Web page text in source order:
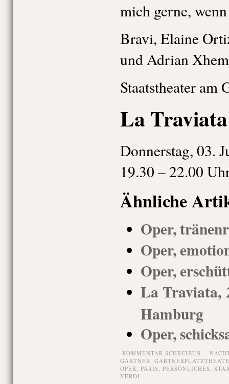
mich gerne,
Bravi, Elaine
und Adrian
Staatstheater am
La Traviata
Donnerstag, 03.
19.30 – 22.00
Ähnliche
Oper,
Oper,
Oper,
La Traviata,
Hamburg
Oper,
KOMMENTAR SCHREIBEN
GÄRTNER,
OPER, PARIS, PERSÖNLICHES,
VERDI